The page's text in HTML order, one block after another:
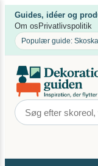
Spring
indhold
Guides, idéer og
Om os Privatlivspolitik
Populær guide: